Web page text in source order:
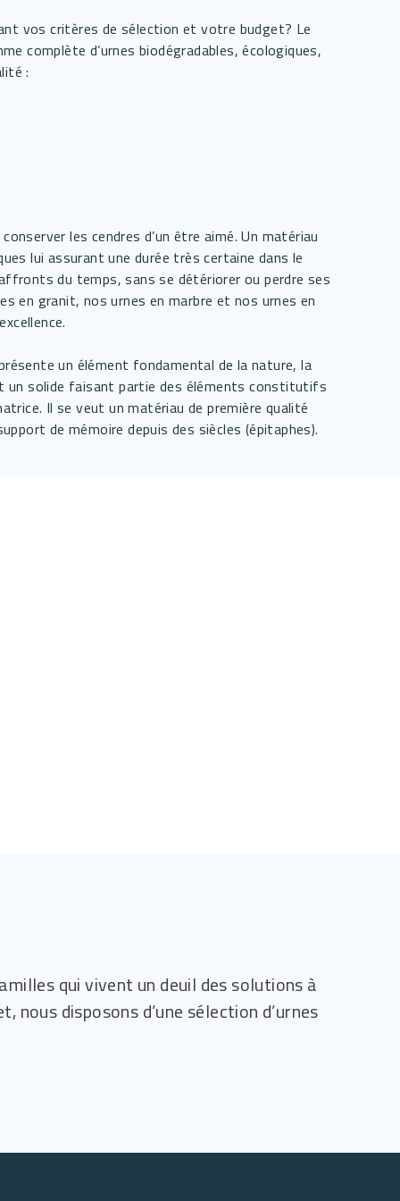
vos critères de sélection et votre budget? Le
complète d’urnes biodégradables, écologiques,
:
les cendres d’un être aimé. Un matériau
lui assurant une durée très certaine dans le
du temps, sans se détériorer ou perdre ses
en granit, nos urnes en marbre et nos urnes en
un élément fondamental de la nature, la
un solide faisant partie des éléments constitutifs
Il se veut un matériau de première qualité
de mémoire depuis des siècles (épitaphes).
qui vivent un deuil des solutions à
nous disposons d’une sélection d’urnes